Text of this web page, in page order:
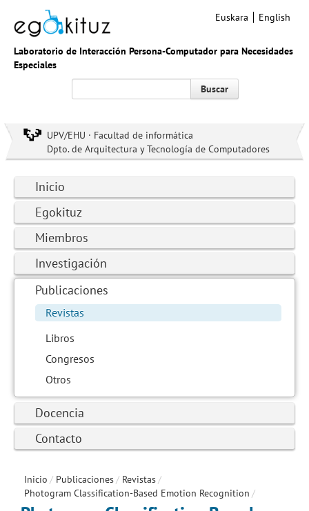
Laboratorio de Interacción Persona-Computador para Necesidades
Especiales
Euskara English
Buscar
UPV/EHU · Facultad de informática
Dpto. de Arquitectura y Tecnología de Computadores
Inicio
Egokituz
Miembros
Investigación
Publicaciones
Revistas
Libros
Congresos
Otros
Docencia
Contacto
Inicio / Publicaciones/ Revistas/
Photogram Classification-Based Emotion Recognition /